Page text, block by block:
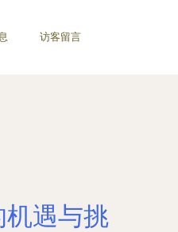
访客留言
遇与挑